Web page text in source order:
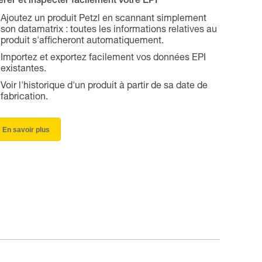
Ajoutez un produit Petzl en scannant simplement
son datamatrix : toutes les informations relatives au
produit s'afficheront automatiquement.
Importez et exportez facilement vos données EPI
existantes.
Voir l'historique d'un produit à partir de sa date de
fabrication.
En savoir plus